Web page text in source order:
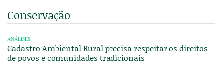
Conservação
ANÁLISES
Cadastro Ambiental Rural precisa respeitar os direitos
de povos e comunidades tradicionais